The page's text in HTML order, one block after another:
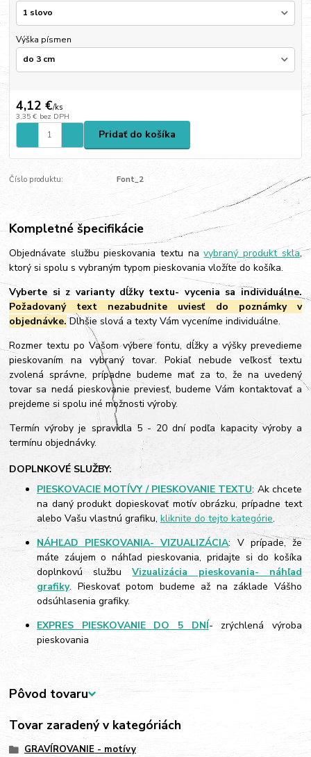
Výška písmen
4,12 €/ks
3,35 € bez DPH
Pridať do košíka
Číslo produktu: Font_2
Kompletné špecifikácie
Objednávate službu pieskovania textu navybraný produkt skla,
ktorý si spolu s vybraným typom pieskovania vložíte do košíka.
Vyberte si z varianty dĺžky textu- vycenia sa individuálne.
Požadovaný text nezabudnite uviesť do poznámky v
objednávke.Dlhšie slová a texty Vám vyceníme individuálne.
Rozmer textu po Vašom výbere fontu, dĺžky a výšky prevedieme
pieskovaním na vybraný tovar. Pokiaľ nebude veľkosť textu
zvolená správne, prípadne budeme mať za to, že na uvedený
tovar sa nedá pieskovanie previesť, budeme Vám kontaktovať a
prejdeme si spolu iné možnosti výroby.
Termín výroby je spravidla 5 - 20 dní podľa kapacity výroby a
termínu objednávky.
DOPLNKOVÉ SLUŽBY:
PIESKOVACIE MOTÍVY / PIESKOVANIE TEXTU: Ak chcete
na daný produkt dopieskovať motív obrázku, prípadne text
alebo Vašu vlastnú grafiku,kliknite do tejto kategórie.
NÁHĽAD PIESKOVANIA- VIZUALIZÁCIA: V prípade, že
máte záujem o náhľad pieskovania, pridajte si do košíka
doplnkovú službuVizualizácia pieskovania- náhľad
grafiky. Pieskovať potom budeme až na základe Vášho
odsúhlasenia grafiky.
EXPRES PIESKOVANIE DO 5 DNÍ- zrýchlená výroba
pieskovania
Pôvod tovaru
Tovar zaradený v kategóriách
GRAVÍROVANIE - motívy